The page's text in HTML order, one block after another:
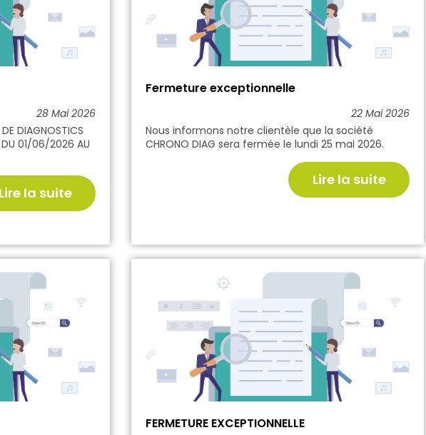
28 Mai 2026
DIAGNOSTICS
DU 01/06/2026 AU
Lire la suite
Fermeture exceptionnelle
22 Mai 2026
Nous informons notre clientèle que la société
CHRONO DIAG sera fermée le lundi 25 mai 2026.
Lire la suite
FERMETURE EXCEPTIONNELLE